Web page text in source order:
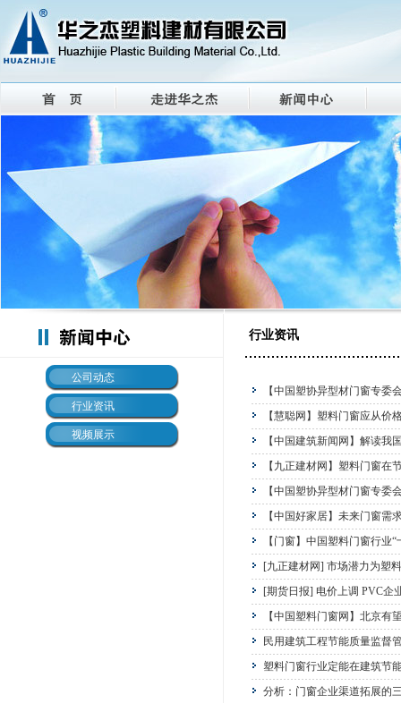
公司动态
行业资讯
视频展示
行业资讯
【中国塑协异型材门窗专委
【慧聪网】塑料门窗应从价
【中国建筑新闻网】解读我
【九正建材网】塑料门窗在
【中国塑协异型材门窗专委
【中国好家居】未来门窗需
【门窗】中国塑料门窗行业
[九正建材网] 市场潜力为塑
[期货日报] 电价上调 PVC企
【中国塑料门窗网】北京有
民用建筑工程节能质量监督
塑料门窗行业定能在建筑节
分析：门窗企业渠道拓展的